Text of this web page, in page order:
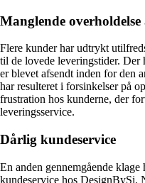
Manglende
Flere kunder har udtrykt
til de lovede leveringstider.
er blevet afsendt inden for den
har resulteret i forsinkelser på
frustration hos kunderne, der
leveringsservice.
Dårlig kundeservice
En anden gennemgående
kundeservice hos DesignBySi.